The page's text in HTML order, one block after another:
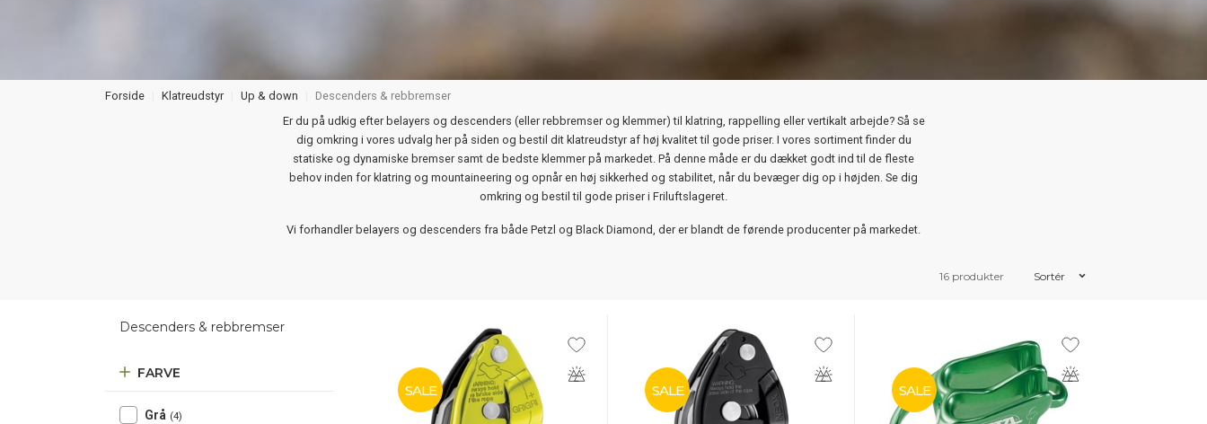
Forside Klatreudstyr Up & down
Descenders & rebbremser
Er du på udkig efter belayers og descenders (eller rebbremser og klemmer) til klatring, rappelling eller vertikalt arbejde? Så se
dig omkring i vores udvalg her på siden og bestil dit klatreudstyr af høj kvalitet til gode priser. I vores sortiment finder du
statiske og dynamiske bremser samt de bedste klemmer på markedet. På denne måde er du dækket godt ind til de fleste
behov inden for klatring og mountaineering og opnår en høj sikkerhed og stabilitet, når du bevæger dig op i højden. Se dig
omkring og bestil til gode priser i Friluftslageret.
Vi forhandler belayers og descenders fra både Petzl og Black Diamond, der er blandt de førende producenter på markedet.
16 produkter Sortér
Descenders & rebbremser
FARVE
Grå (4)
SALE SALE SALE